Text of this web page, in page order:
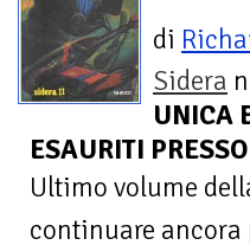
di
Sidera
UNICA
ESAURITI
Ultimo volume
continuare ancora